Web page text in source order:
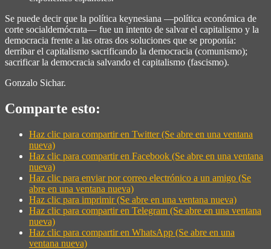
Se puede decir que la política keynesiana —política económica de
corte socialdemócrata— fue un intento de salvar el capitalismo y la
democracia frente a las otras dos soluciones que se proponía:
derribar el capitalismo sacrificando la democracia (comunismo);
sacrificar la democracia salvando el capitalismo (fascismo).
Gonzalo Sichar.
Comparte esto:
Haz clic para compartir en Twitter (Se abre en una ventana
nueva)
Haz clic para compartir en Facebook (Se abre en una ventana
nueva)
Haz clic para enviar por correo electrónico a un amigo (Se
abre en una ventana nueva)
Haz clic para imprimir (Se abre en una ventana nueva)
Haz clic para compartir en Telegram (Se abre en una ventana
nueva)
Haz clic para compartir en WhatsApp (Se abre en una
ventana nueva)